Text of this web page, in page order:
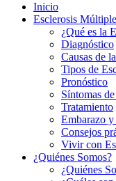
Inicio
Esclerosis Múltiple
¿Qué es la
Diagnóstico
Causas de
Tipos de
Pronóstico
Síntomas
Tratamiento
Embarazo
Consejos
Vivir con
¿Quiénes Somos?
¿Quiénes